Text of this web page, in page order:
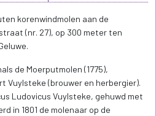
korenwindmolen aan de
(nr. 27), op 300 meter ten
de Moerputmolen (1775),
Vuylsteke (brouwer en herbergier).
Ludovicus Vuylsteke, gehuwd met
in 1801 de molenaar op de